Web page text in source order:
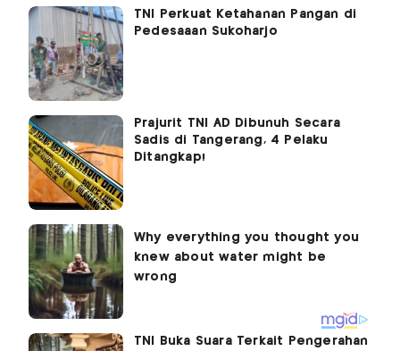
TNI Perkuat Ketahanan Pangan di
Pedesaaan Sukoharjo
Prajurit TNI AD Dibunuh Secara
Sadis di Tangerang, 4 Pelaku
Ditangkap!
TNI Buka Suara Terkait Pengerahan